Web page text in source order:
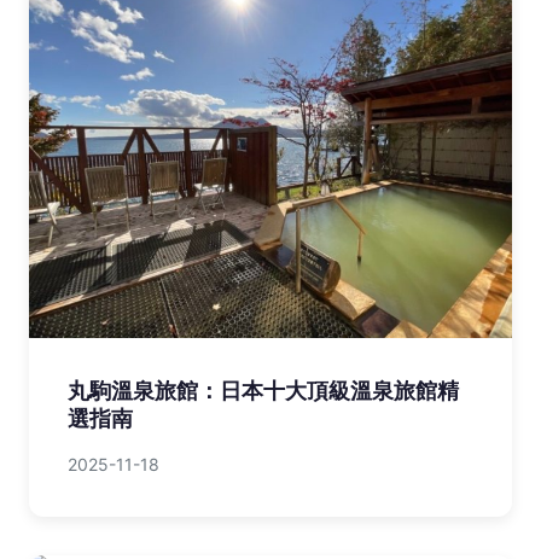
丸駒溫泉旅館：日本十大頂級溫泉旅館精
選指南
2025-11-18